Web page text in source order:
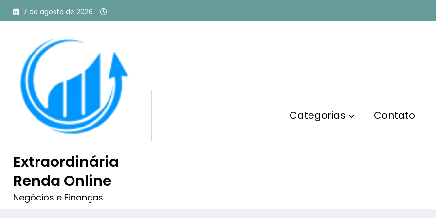
Pular
para
7 de agosto de 2026
Extraordinária
Renda Online
Negócios e Finanças
Categorias Contato
Tag: séries novas
Nada encontrado
Desculpe, mas nada corresponde aos seus critérios de busca. Por favor, tente novamente com
algumas palavras-chave diferentes.